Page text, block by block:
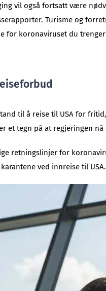
vil også fortsatt være
Turisme og
for koronaviruset du
til å reise til USA for
et tegn på at regjeringen nå
retningslinjer for
ved innreise til